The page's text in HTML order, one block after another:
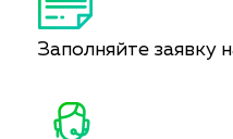
Заполняйте заявку